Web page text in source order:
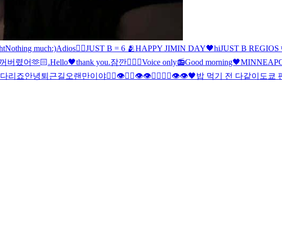
Nothing much:)Adios🖐🏻JUST B = 6 🫂HAPPY JIMIN DAY🖤hiJUST B REGIOS
버렸어🫶🏻.Hello🖤thank you.잠깐🖐🏻 🖤Voice only📻Good morning🖤
리죠안녕퇴근길 오랜만이야🖐🏻👁🖐🏻👁👁🖐🏻🖐🏻👁👁🖤밥 먹기 전 다같이 도쿄